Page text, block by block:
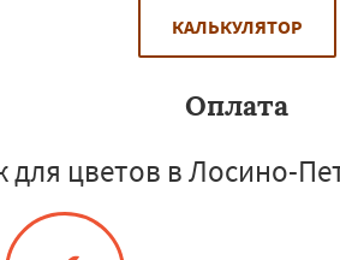
КАЛЬКУЛЯТОР
Оплата
для цветов в Лосино-